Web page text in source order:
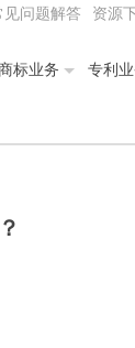
见问题解答 资源
标业务 专利